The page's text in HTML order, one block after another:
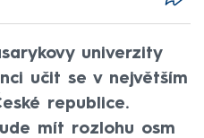
univerzity
učit se v největším
republice.
mít rozlohu osm